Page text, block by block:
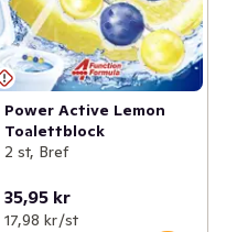
Power Active Lemon
Toalettblock
2 st, Bref
35,95 kr
17,98 kr /st